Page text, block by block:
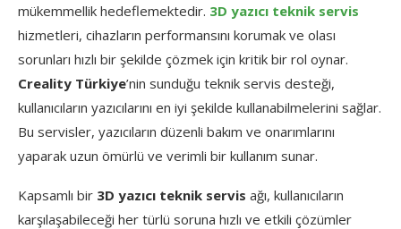
mükemmellik hedeflemektedir. 3D yazıcı teknik servis
hizmetleri, cihazların performansını korumak ve olası
sorunları hızlı bir şekilde çözmek için kritik bir rol oynar.
Creality Türkiye’nin sunduğu teknik servis desteği,
kullanıcıların yazıcılarını en iyi şekilde kullanabilmelerini sağlar.
Bu servisler, yazıcıların düzenli bakım ve onarımlarını
yaparak uzun ömürlü ve verimli bir kullanım sunar.
Kapsamlı bir 3D yazıcı teknik servis ağı, kullanıcıların
karşılaşabileceği her türlü soruna hızlı ve etkili çözümler